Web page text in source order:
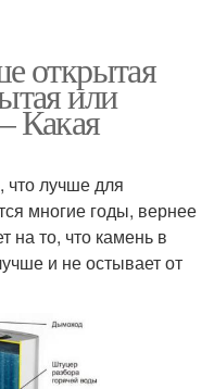
открытая
или
Какая
что лучше для
многие годы, вернее
на то, что камень в
и не остывает от